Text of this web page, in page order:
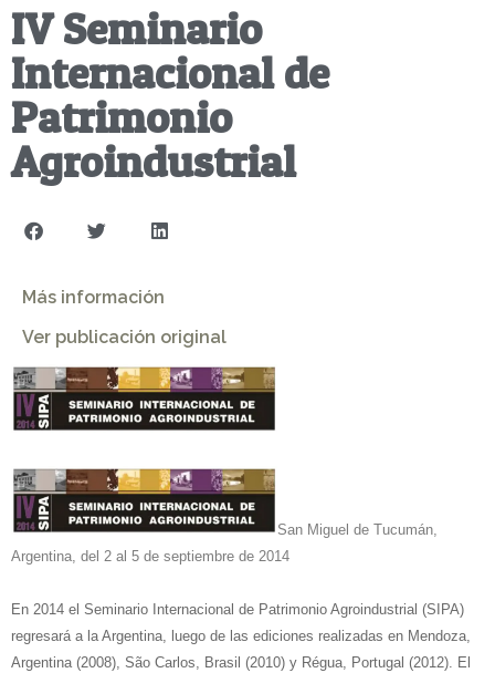
IV Seminario
Internacional de
Patrimonio
Agroindustrial
Más información
Ver publicación original
San Miguel de Tucumán,
Argentina, del 2 al 5 de septiembre de 2014
En 2014 el Seminario Internacional de Patrimonio Agroindustrial (SIPA)
regresará a la Argentina, luego de las ediciones realizadas en Mendoza,
Argentina (2008), São Carlos, Brasil (2010) y Régua, Portugal (2012). El